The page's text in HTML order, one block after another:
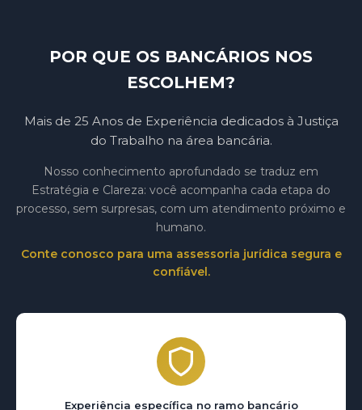
POR QUE OS BANCÁRIOS NOS
ESCOLHEM?
Mais de 25 Anos de Experiência dedicados à Justiça
do Trabalho na área bancária.
Nosso conhecimento aprofundado se traduz em
Estratégia e Clareza: você acompanha cada etapa do
processo, sem surpresas, com um atendimento próximo e
humano.
Conte conosco para uma assessoria jurídica segura e
confiável.
Experiência específica no ramo bancário